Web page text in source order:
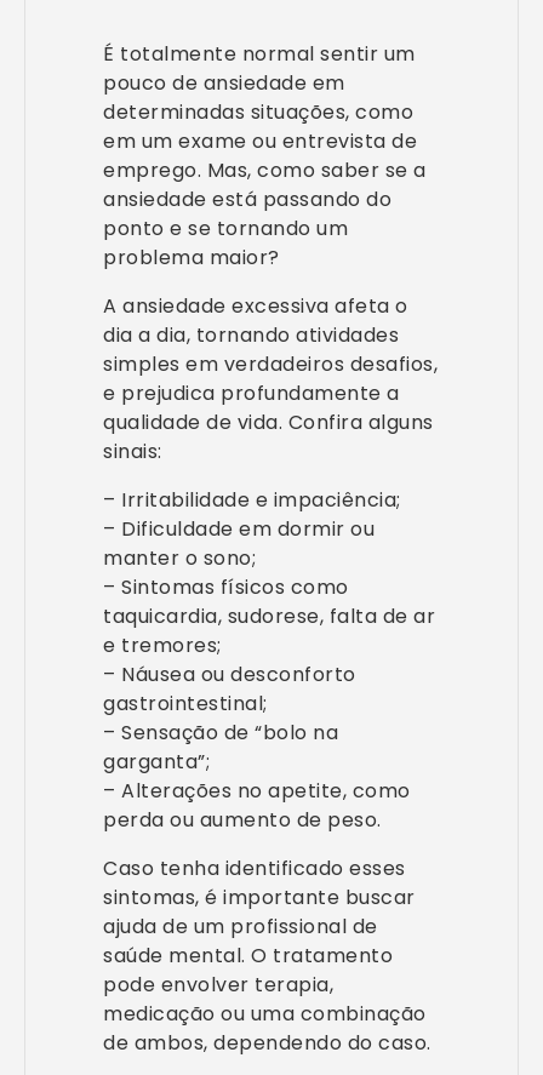
É totalmente normal sentir um
pouco de ansiedade em
determinadas situações, como
em um exame ou entrevista de
emprego. Mas, como saber se a
ansiedade está passando do
ponto e se tornando um
problema maior?
A ansiedade excessiva afeta o
dia a dia, tornando atividades
simples em verdadeiros desafios,
e prejudica profundamente a
qualidade de vida. Confira alguns
sinais:
– Irritabilidade e impaciência;
– Dificuldade em dormir ou
manter o sono;
– Sintomas físicos como
taquicardia, sudorese, falta de ar
e tremores;
– Náusea ou desconforto
gastrointestinal;
– Sensação de “bolo na
garganta”;
– Alterações no apetite, como
perda ou aumento de peso.
Caso tenha identificado esses
sintomas, é importante buscar
ajuda de um profissional de
saúde mental. O tratamento
pode envolver terapia,
medicação ou uma combinação
de ambos, dependendo do caso.